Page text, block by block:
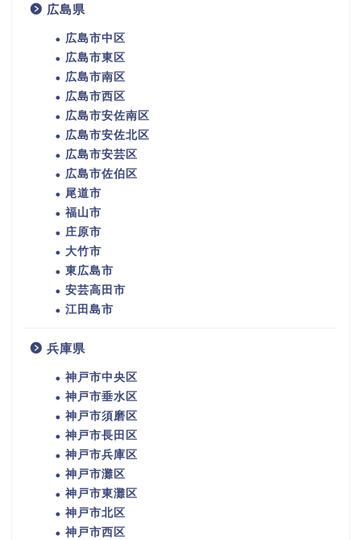
広島県
広島市中区
広島市東区
広島市南区
広島市西区
広島市安佐南区
広島市安佐北区
広島市安芸区
広島市佐伯区
尾道市
福山市
庄原市
大竹市
東広島市
安芸高田市
江田島市
兵庫県
神戸市中央区
神戸市垂水区
神戸市須磨区
神戸市長田区
神戸市兵庫区
神戸市灘区
神戸市東灘区
神戸市北区
神戸市西区